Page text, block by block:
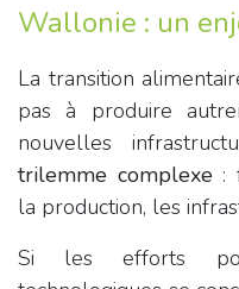
Wallonie : un
La transition
pas à produire
nouvelles
trilemme complexe :
la production, les
Si les efforts